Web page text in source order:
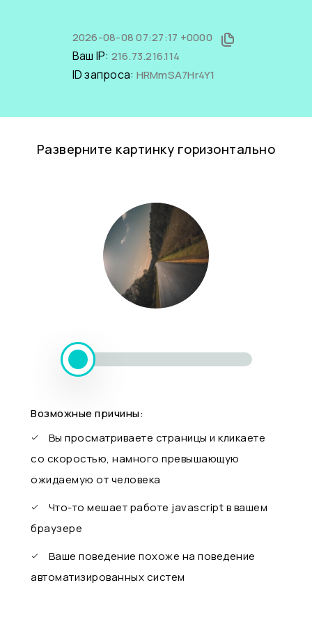
2026-08-08 07:27:17 +0000
Ваш IP: 216.73.216.114
ID запроса: HRMmSA7Hr4Y1
Разверните картинку горизонтально
Возможные причины:
Вы просматриваете страницы и кликаете
со скоростью, намного превышающую
ожидаемую от человека
Что-то мешает работе javascript в вашем
браузере
Ваше поведение похоже на поведение
автоматизированных систем